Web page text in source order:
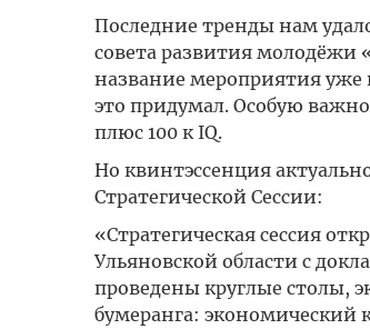
Последние тренды нам
совета развития молодёжи
название мероприятия уже
это придумал. Особую
плюс 100 к IQ.
Но квинтэссенция
Стратегической Сессии:
«Стратегическая сессия
Ульяновской области с
проведены круглые столы,
бумеранга: экономический